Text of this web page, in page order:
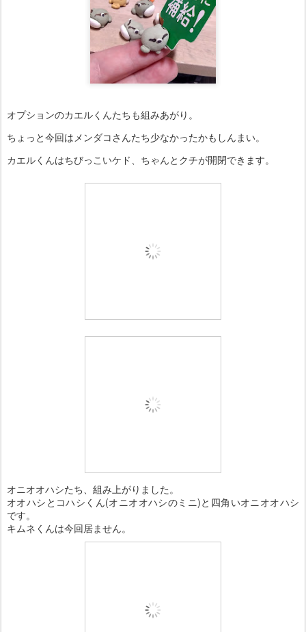
オプションのカエルくんたちも組みあがり。
ちょっと今回はメンダコさんたち少なかったかもしんまい。
カエルくんはちびっこいケド、ちゃんとクチが開閉できます。
オニオオハシたち、組み上がりました。
オオハシとコハシくん(オニオオハシのミニ)と四角いオニオオハシ
です。
キムネくんは今回居ません。